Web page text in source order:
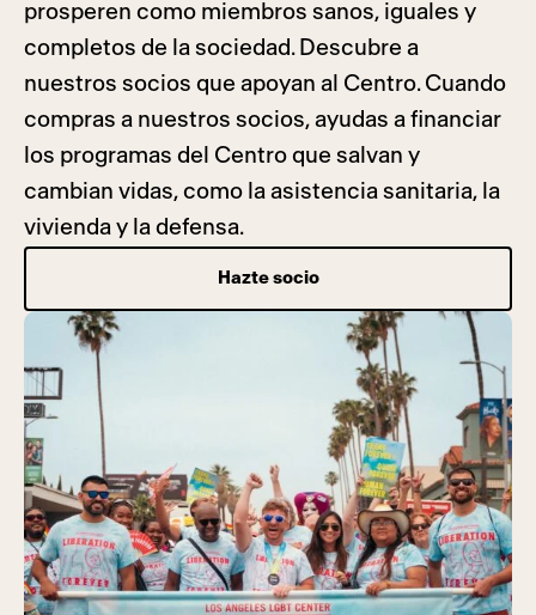
prosperen como miembros sanos, iguales y
completos de la sociedad. Descubre a
nuestros socios que apoyan al Centro. Cuando
compras a nuestros socios, ayudas a financiar
los programas del Centro que salvan y
cambian vidas, como la asistencia sanitaria, la
vivienda y la defensa.
Hazte socio